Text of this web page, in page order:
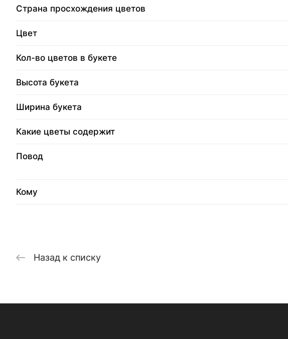
Страна просхождения цветов
Цвет
Кол-во цветов в букете
Высота букета
Ширина букета
Какие цветы содержит
Повод
Кому
Назад к списку